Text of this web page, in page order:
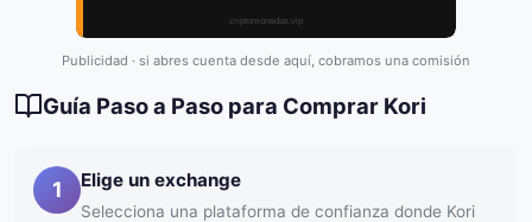
Publicidad · si abres cuenta desde aquí, cobramos una comisión
Guía Paso a Paso para Comprar Kori
1 Elige un exchange
Selecciona una plataforma de confianza donde Kori